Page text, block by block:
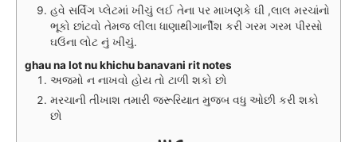
હવે સર્વિંગ પ્લેટમાં ખીચું લઈ તેના પર માખણકે ઘી ,લાલ મરચાંનો
ભૂકો છાંટવો તેમજ લીલા ધાણાથીગાર્નીશ કરી ગરમ ગરમ પીરસો
ઘઉંના લોટ નું ખીચું.
ghau na lot nu khichu banavani rit notes
અજમો ન નાખવો હોય તો ટાળી શકો છો
મરચાની તીખાશ તમારી જરૂરિયાત મુજબ વધુ ઓછી કરી શકો
છો